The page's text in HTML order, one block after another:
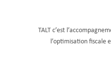
TALT c’est
l’optimisation fiscale